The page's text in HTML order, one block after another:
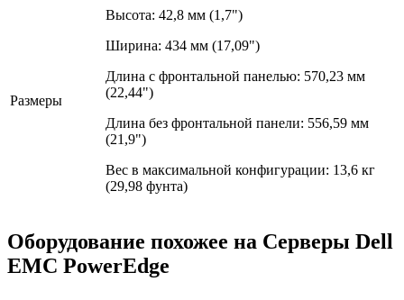
Размеры
Высота: 42,8 мм (1,7")
Ширина: 434 мм (17,09")
Длина с фронтальной панелью: 570,23 мм
(22,44")
Длина без фронтальной панели: 556,59 мм
(21,9")
Вес в максимальной конфигурации: 13,6 кг
(29,98 фунта)
Оборудование похожее на Серверы Dell
EMC PowerEdge